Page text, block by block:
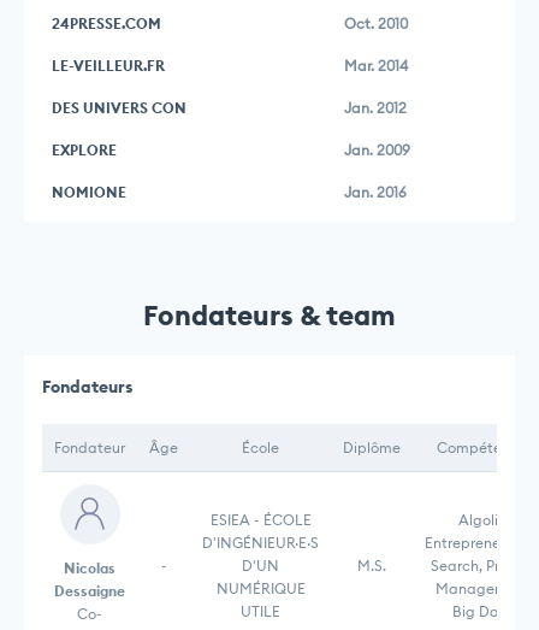
24PRESSE.COM Oct. 2010
LE-VEILLEUR.FR Mar. 2014
DES UNIVERS CON Jan. 2012
EXPLORE Jan. 2009
NOMIONE Jan. 2016
Fondateurs & team
Fondateurs
Fondateur Âge École Diplôme Compétences
Nicolas
Dessaigne
Co-
-
ESIEA - ÉCOLE
D'INGÉNIEUR·E·S
D'UN
NUMÉRIQUE
UTILE
M.S.
Algolia,
Search, Product
Management,
Big Data,